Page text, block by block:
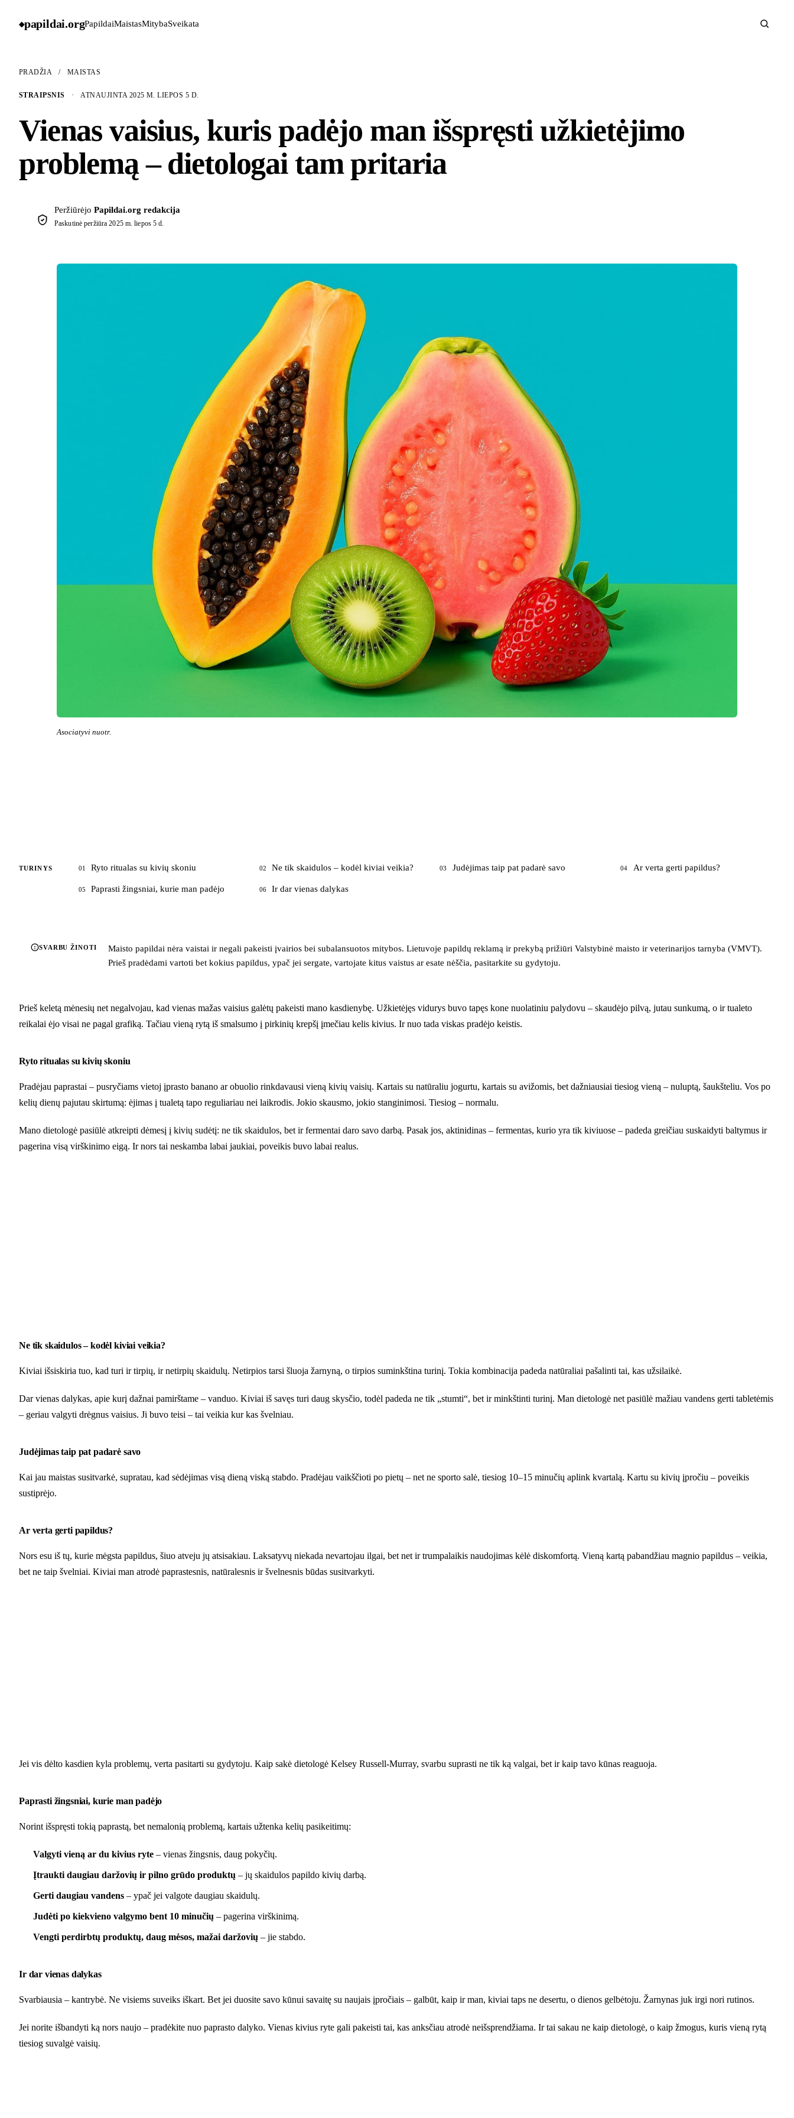
◆papildai.orgPapildaiMaistasMitybaSveikata
PRADŽIA / MAISTAS
STRAIPSNIS · ATNAUJINTA 2025 M. LIEPOS 5 D.
Vienas vaisius, kuris padėjo man išspręsti užkietėjimo
problemą – dietologai tam pritaria
Peržiūrėjo Papildai.org redakcija
Paskutinė peržiūra2025 m. liepos 5 d.
Asociatyvi nuotr.
TURINYS 01 Ryto ritualas su kivių skoniu 02 Ne tik skaidulos – kodėl kiviai veikia? 03 Judėjimas taip pat padarė savo 04 Ar verta gerti papildus?
05 Paprasti žingsniai, kurie man padėjo 06 Ir dar vienas dalykas
SVARBU ŽINOTI
Maisto papildai nėra vaistai ir negali pakeisti įvairios bei subalansuotos mitybos. Lietuvoje papildų reklamą ir prekybą prižiūri Valstybinė maisto ir veterinarijos tarnyba (VMVT).
Prieš pradėdami vartoti bet kokius papildus, ypač jei sergate, vartojate kitus vaistus ar esate nėščia, pasitarkite su gydytoju.
Prieš keletą mėnesių net negalvojau, kad vienas mažas vaisius galėtų pakeisti mano kasdienybę. Užkietėjęs vidurys buvo tapęs kone nuolatiniu palydovu – skaudėjo pilvą, jutau sunkumą, o ir tualeto
reikalai ėjo visai ne pagal grafiką. Tačiau vieną rytą iš smalsumo į pirkinių krepšį įmečiau kelis kivius. Ir nuo tada viskas pradėjo keistis.
Ryto ritualas su kivių skoniu
Pradėjau paprastai – pusryčiams vietoj įprasto banano ar obuolio rinkdavausi vieną kivių vaisių. Kartais su natūraliu jogurtu, kartais su avižomis, bet dažniausiai tiesiog vieną – nuluptą, šaukšteliu. Vos po
kelių dienų pajutau skirtumą: ėjimas į tualetą tapo reguliariau nei laikrodis. Jokio skausmo, jokio stanginimosi. Tiesiog – normalu.
Mano dietologė pasiūlė atkreipti dėmesį į kivių sudėtį: ne tik skaidulos, bet ir fermentai daro savo darbą. Pasak jos, aktinidinas – fermentas, kurio yra tik kiviuose – padeda greičiau suskaidyti baltymus ir
pagerina visą virškinimo eigą. Ir nors tai neskamba labai jaukiai, poveikis buvo labai realus.
Ne tik skaidulos – kodėl kiviai veikia?
Kiviai išsiskiria tuo, kad turi ir tirpių, ir netirpių skaidulų. Netirpios tarsi šluoja žarnyną, o tirpios suminkština turinį. Tokia kombinacija padeda natūraliai pašalinti tai, kas užsilaikė.
Dar vienas dalykas, apie kurį dažnai pamirštame – vanduo. Kiviai iš savęs turi daug skysčio, todėl padeda ne tik „stumti“, bet ir minkštinti turinį. Man dietologė net pasiūlė mažiau vandens gerti tabletėmis
– geriau valgyti drėgnus vaisius. Ji buvo teisi – tai veikia kur kas švelniau.
Judėjimas taip pat padarė savo
Kai jau maistas susitvarkė, supratau, kad sėdėjimas visą dieną viską stabdo. Pradėjau vaikščioti po pietų – net ne sporto salė, tiesiog 10–15 minučių aplink kvartalą. Kartu su kivių įpročiu – poveikis
sustiprėjo.
Ar verta gerti papildus?
Nors esu iš tų, kurie mėgsta papildus, šiuo atveju jų atsisakiau. Laksatyvų niekada nevartojau ilgai, bet net ir trumpalaikis naudojimas kėlė diskomfortą. Vieną kartą pabandžiau magnio papildus – veikia,
bet ne taip švelniai. Kiviai man atrodė paprastesnis, natūralesnis ir švelnesnis būdas susitvarkyti.
Jei vis dėlto kasdien kyla problemų, verta pasitarti su gydytoju. Kaip sakė dietologė Kelsey Russell-Murray, svarbu suprasti ne tik ką valgai, bet ir kaip tavo kūnas reaguoja.
Paprasti žingsniai, kurie man padėjo
Norint išspręsti tokią paprastą, bet nemalonią problemą, kartais užtenka kelių pasikeitimų:
Valgyti vieną ar du kivius ryte – vienas žingsnis, daug pokyčių.
Įtraukti daugiau daržovių ir pilno grūdo produktų – jų skaidulos papildo kivių darbą.
Gerti daugiau vandens – ypač jei valgote daugiau skaidulų.
Judėti po kiekvieno valgymo bent 10 minučių – pagerina virškinimą.
Vengti perdirbtų produktų, daug mėsos, mažai daržovių – jie stabdo.
Ir dar vienas dalykas
Svarbiausia – kantrybė. Ne visiems suveiks iškart. Bet jei duosite savo kūnui savaitę su naujais įpročiais – galbūt, kaip ir man, kiviai taps ne desertu, o dienos gelbėtoju. Žarnynas juk irgi nori rutinos.
Jei norite išbandyti ką nors naujo – pradėkite nuo paprasto dalyko. Vienas kivius ryte gali pakeisti tai, kas anksčiau atrodė neišsprendžiama. Ir tai sakau ne kaip dietologė, o kaip žmogus, kuris vieną rytą
tiesiog suvalgė vaisių.